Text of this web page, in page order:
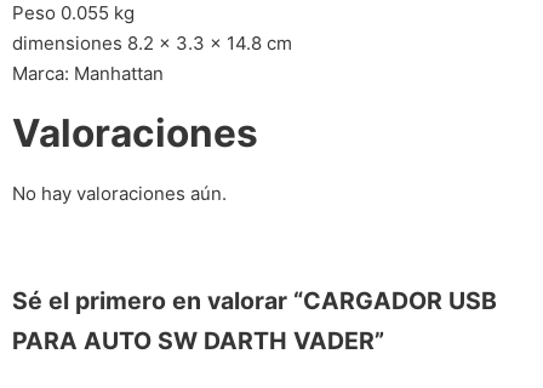
Peso 0.055 kg
dimensiones 8.2 x 3.3 x 14.8 cm
Marca: Manhattan
Valoraciones
No hay valoraciones aún.
Sé el primero en valorar “CARGADOR USB
PARA AUTO SW DARTH VADER”